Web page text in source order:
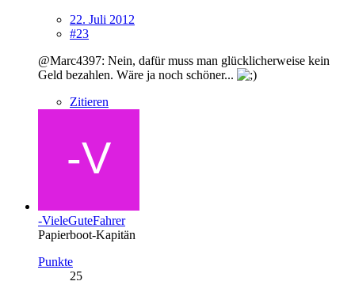
22. Juli 2012
#23
@Marc4397: Nein, dafür muss man glücklicherweise kein
Geld bezahlen. Wäre ja noch schöner...
Zitieren
-VieleGuteFahrer
Papierboot-Kapitän
Punkte
25